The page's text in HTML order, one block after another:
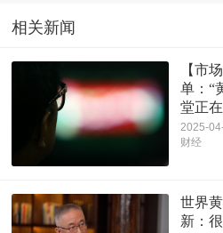
相关新闻
【市
单：“
堂正
2025-
财经
世界
新：